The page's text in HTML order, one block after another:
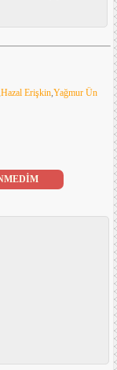
Hazal Erişkin,Yağmur Ün